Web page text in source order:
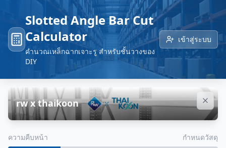
Slotted Angle Bar Cut
Calculator
คำนวณเหล็กฉากเจาะรู สำหรับชั้นวางของ
DIY
เข้าสู่ระบบ
rw x thaikoon
ความคืบหน้า กำหนดวัสดุ